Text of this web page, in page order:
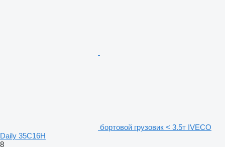
бортовой грузовик < 3.5т IVECO
Daily 35C16H
8